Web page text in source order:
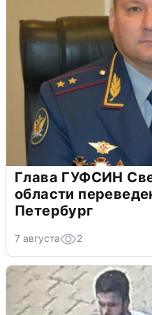
Глава ГУФСИН
области
Петербург
7 августа 2